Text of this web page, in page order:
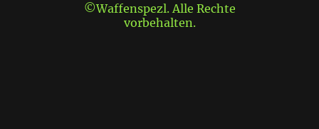
©Waffenspezl. Alle Rechte
vorbehalten.